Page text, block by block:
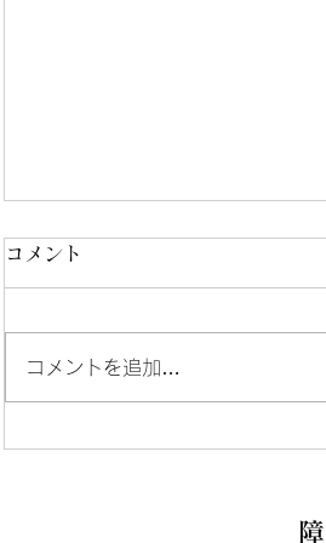
男性棟へのお問い合わせにつ
コメント
コメントを追加…